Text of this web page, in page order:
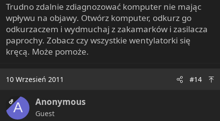
Trudno zdalnie zdiagnozować komputer nie mając
wpływu na objawy. Otwórz komputer, odkurz go
odkurzaczem i wydmuchaj z zakamarków i zasilacza
paprochy. Zobacz czy wszystkie wentylatorki się
kręcą. Może pomoże.
10 Wrzesień 2011 #14
OPA Anonymous
Guest